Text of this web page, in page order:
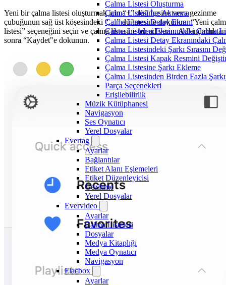
Çalma Listesi Oluşturma
Çalma Listesi İçe Aktarma
Çalma Listesi Detay Ekranı
Çalma Listeleri Ekranındaki Çalma
Çalma Listesi Detay Ekranındaki
Çalma Listesindeki Şarkı Sırasını
Çalma Listesi Kapak Resmini
Çalma Listesine Şarkı Ekleme
Çalma Listesinden Birden Fazla
Parça Seçenekleri
Erişilebilirlik
Müzik Kütüphanesi
Navigasyon
Ses Oynatıcı
Yerel Dosyalar
Evertag
Ayarlar
Bağlantılar
Etiket Alanı Eşlemeleri
Etiket Düzenleyicisi
Gezinme
Yerel Dosyalar
Evervideo
Ayarlar
Çalma Listeleri
Dosyalar
Medya Kitaplığı
Medya Oynatıcı
Navigasyon
Flacbox
Ayarlar
Yeni bir çalma listesi oluşturmak için “+” düğmesine veya gezinme
çubuğunun sağ üst köşesindeki “…” düğmesine dokunun, “Yeni
listesi” seçeneğini seçin ve çalma listesine bir ad verin. Adlandırdıktan
sonra “Kaydet"e dokunun.